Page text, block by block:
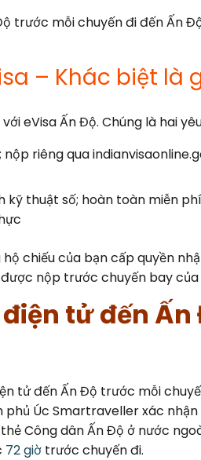
trước mỗi chuyến đi đến Ấn
– Khác biệt là
eVisa Ấn Độ. Chúng là hai
riêng qua
kỹ thuật số; hoàn toàn miễn
chiếu của bạn cấp quyền
nộp trước chuyến bay của
tử đến Ấn
tử đến Ấn Độ trước mỗi
Úc Smartraveller xác
Công dân Ấn Độ ở nước
72 giờ trước chuyến đi.